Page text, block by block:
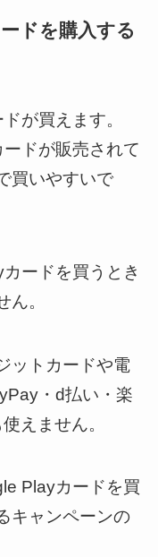
ドを購入する
が買えます。
ドが販売されて
買いやすいで
ードを買うとき
。
ットカードや電
・d払い・楽
えません。
Playカードを買
キャンペーンの